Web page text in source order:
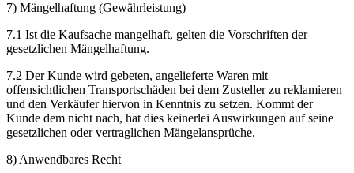
7) Mängelhaftung (Gewährleistung)
7.1 Ist die Kaufsache mangelhaft, gelten die Vorschriften der
gesetzlichen Mängelhaftung.
7.2 Der Kunde wird gebeten, angelieferte Waren mit
offensichtlichen Transportschäden bei dem Zusteller zu reklamieren
und den Verkäufer hiervon in Kenntnis zu setzen. Kommt der
Kunde dem nicht nach, hat dies keinerlei Auswirkungen auf seine
gesetzlichen oder vertraglichen Mängelansprüche.
8) Anwendbares Recht